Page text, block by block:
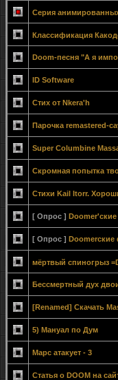
Серия
Классификация
Doom-песня "А я
ID Software
Стих от Nkera'h
Парочка remastered-
Super Columbine
Скромная попытка
Стихи Kail Itorr.
[ Опрос ] Doomer'ские
[ Опрос ] Doomerские
мёртвый спиногрыз
Бессмертный дух
[Renamed] Скачать
5) Мануал по Дум
Марс атакует - 3
Статья о DOOM на